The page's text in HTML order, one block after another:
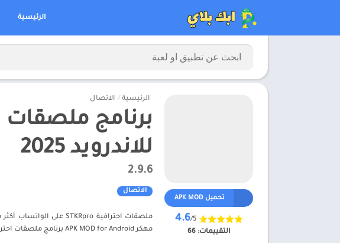
الرئيسية
الرئيسية / الاتصال
للاندرويد 2025
2.9.6
الاتصال
مهكر APK MOD for Android برنامج ملصقات احترافية مهكر APK للاندرويد 2025 – ابك بلاي
تحميل APK MOD
4.6/5
التقييمات: 66